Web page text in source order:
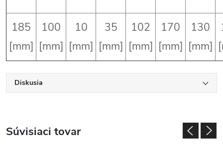
185
[mm]
100
[mm]
10
[mm]
35
[mm]
102
[mm]
170
[mm]
130
[mm]
Diskusia
Súvisiaci tovar